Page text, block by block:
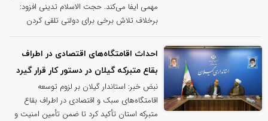
مهمی ایفا می‌کند. حجت الاسلام تدینی افزود:
برخلاف تلاش برخی برای دولتی تلقی کردن
احداث اقامتگاه‌های اقتصادی در اطراف
بقاع متبرکه گیلان در دستور کار قرار گیرد
نبض خبر: استاندار گیلان بر لزوم توسعه
اقامتگاه‌های سبک و اقتصادی در اطراف بقاع
متبرکه استان تأکید کرد تا ضمن تأمین امنیت و